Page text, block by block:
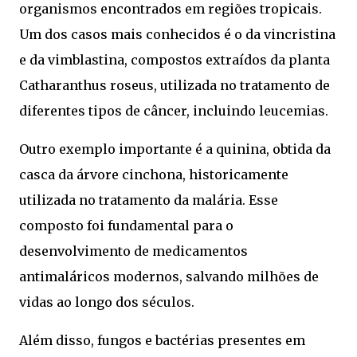
organismos encontrados em regiões tropicais.
Um dos casos mais conhecidos é o da vincristina
e da vimblastina, compostos extraídos da planta
Catharanthus roseus, utilizada no tratamento de
diferentes tipos de câncer, incluindo leucemias.
Outro exemplo importante é a quinina, obtida da
casca da árvore cinchona, historicamente
utilizada no tratamento da malária. Esse
composto foi fundamental para o
desenvolvimento de medicamentos
antimaláricos modernos, salvando milhões de
vidas ao longo dos séculos.
Além disso, fungos e bactérias presentes em